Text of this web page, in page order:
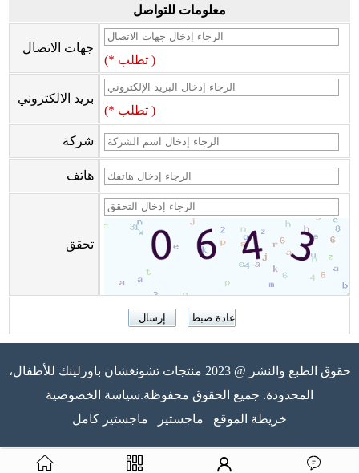
معلومات للتواصل
جهات الاتصال
(* تطلب )
بريد الالكتروني
(* تطلب )
شركة
هاتف
تحقق
حقوق الطبع والنشر @ 2023 منتجات تشونغشان باورلينك للأطفال،
المحدودة. جميع الحقوق محفوظة.سياسة الخصوصية
خريطة الموقع
ماجستير ماجستير كامل